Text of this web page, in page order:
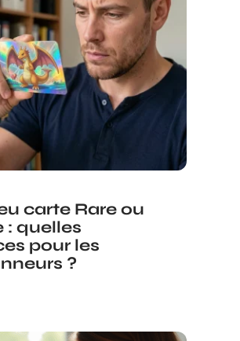
carte Rare ou
: quelles
pour les
?